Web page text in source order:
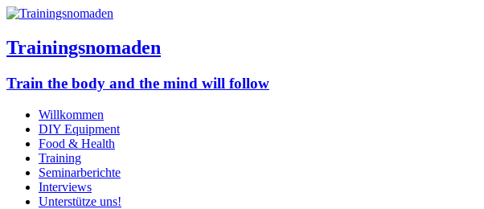
Trainingsnomaden
Train the body and the mind will follow
Willkommen
DIY Equipment
Food & Health
Training
Seminarberichte
Interviews
Unterstütze uns!